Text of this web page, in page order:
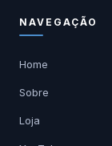
NAVEGAÇÃO
Home
Sobre
Loja